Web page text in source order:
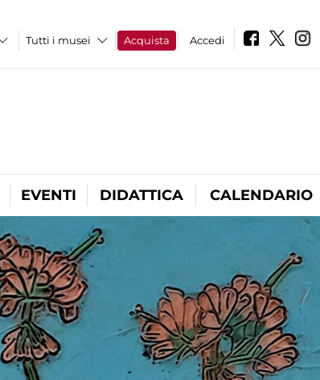
Tutti i musei Acquista Accedi
EVENTI DIDATTICA CALENDARIO